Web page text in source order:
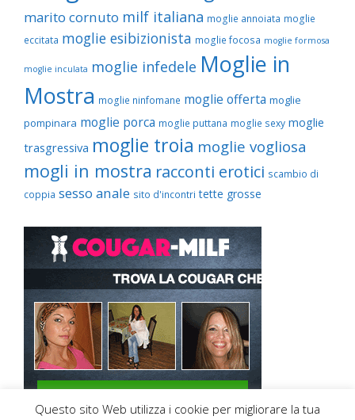
marito cornuto milf italiana moglie annoiata moglie
eccitata moglie esibizionista moglie focosa moglie formosa
moglie inculata moglie infedele Moglie in
Mostra moglie ninfomane moglie offerta moglie
pompinara moglie porca moglie puttana moglie sexy moglie
trasgressiva moglie troia moglie vogliosa
mogli in mostra racconti erotici scambio di
coppia sesso anale sito d'incontri tette grosse
Questo sito Web utilizza i cookie per migliorare la tua